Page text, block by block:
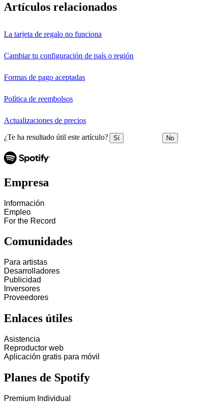
Artículos relacionados
La tarjeta de regalo no funciona
Cambiar tu configuración de país o región
Formas de pago aceptadas
Política de reembolsos
Actualizaciones de precios
¿Te ha resultado útil este artículo? Sí No
Empresa
Información
Empleo
For the Record
Comunidades
Para artistas
Desarrolladores
Publicidad
Inversores
Proveedores
Enlaces útiles
Asistencia
Reproductor web
Aplicación gratis para móvil
Planes de Spotify
Premium Individual